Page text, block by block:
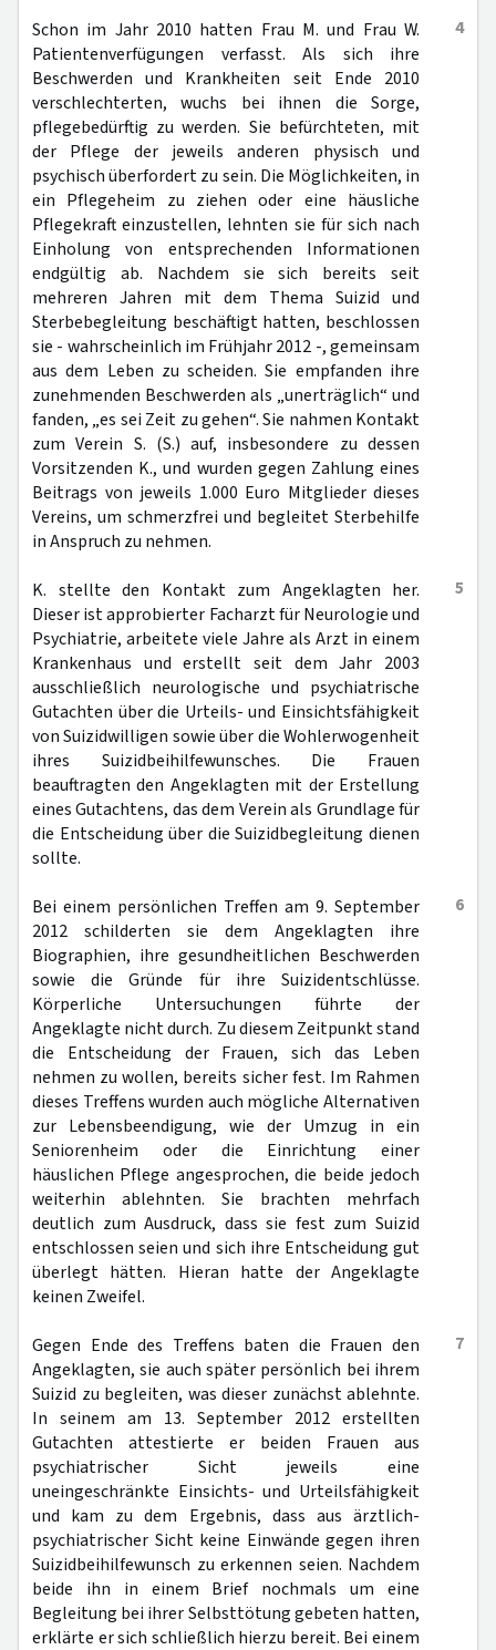
4
Schon im Jahr 2010 hatten Frau M. und Frau W.
Patientenverfügungen verfasst. Als sich ihre
Beschwerden und Krankheiten seit Ende 2010
verschlechterten, wuchs bei ihnen die Sorge,
pflegebedürftig zu werden. Sie befürchteten, mit
der Pflege der jeweils anderen physisch und
psychisch überfordert zu sein. Die Möglichkeiten, in
ein Pflegeheim zu ziehen oder eine häusliche
Pflegekraft einzustellen, lehnten sie für sich nach
Einholung von entsprechenden Informationen
endgültig ab. Nachdem sie sich bereits seit
mehreren Jahren mit dem Thema Suizid und
Sterbebegleitung beschäftigt hatten, beschlossen
sie - wahrscheinlich im Frühjahr 2012 -, gemeinsam
aus dem Leben zu scheiden. Sie empfanden ihre
zunehmenden Beschwerden als „unerträglich“ und
fanden, „es sei Zeit zu gehen“. Sie nahmen Kontakt
zum Verein S. (S.) auf, insbesondere zu dessen
Vorsitzenden K., und wurden gegen Zahlung eines
Beitrags von jeweils 1.000 Euro Mitglieder dieses
Vereins, um schmerzfrei und begleitet Sterbehilfe
in Anspruch zu nehmen.
5
K. stellte den Kontakt zum Angeklagten her.
Dieser ist approbierter Facharzt für Neurologie und
Psychiatrie, arbeitete viele Jahre als Arzt in einem
Krankenhaus und erstellt seit dem Jahr 2003
ausschließlich neurologische und psychiatrische
Gutachten über die Urteils- und Einsichtsfähigkeit
von Suizidwilligen sowie über die Wohlerwogenheit
ihres Suizidbeihilfewunsches. Die Frauen
beauftragten den Angeklagten mit der Erstellung
eines Gutachtens, das dem Verein als Grundlage für
die Entscheidung über die Suizidbegleitung dienen
sollte.
6
Bei einem persönlichen Treffen am 9. September
2012 schilderten sie dem Angeklagten ihre
Biographien, ihre gesundheitlichen Beschwerden
sowie die Gründe für ihre Suizidentschlüsse.
Körperliche Untersuchungen führte der
Angeklagte nicht durch. Zu diesem Zeitpunkt stand
die Entscheidung der Frauen, sich das Leben
nehmen zu wollen, bereits sicher fest. Im Rahmen
dieses Treffens wurden auch mögliche Alternativen
zur Lebensbeendigung, wie der Umzug in ein
Seniorenheim oder die Einrichtung einer
häuslichen Pflege angesprochen, die beide jedoch
weiterhin ablehnten. Sie brachten mehrfach
deutlich zum Ausdruck, dass sie fest zum Suizid
entschlossen seien und sich ihre Entscheidung gut
überlegt hätten. Hieran hatte der Angeklagte
keinen Zweifel.
7
Gegen Ende des Treffens baten die Frauen den
Angeklagten, sie auch später persönlich bei ihrem
Suizid zu begleiten, was dieser zunächst ablehnte.
In seinem am 13. September 2012 erstellten
Gutachten attestierte er beiden Frauen aus
psychiatrischer Sicht jeweils eine
uneingeschränkte Einsichts- und Urteilsfähigkeit
und kam zu dem Ergebnis, dass aus ärztlich-
psychiatrischer Sicht keine Einwände gegen ihren
Suizidbeihilfewunsch zu erkennen seien. Nachdem
beide ihn in einem Brief nochmals um eine
Begleitung bei ihrer Selbsttötung gebeten hatten,
erklärte er sich schließlich hierzu bereit. Bei einem